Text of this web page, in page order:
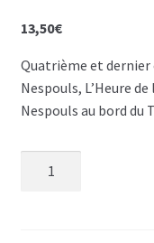
13,50€
Quatrième et dernier
Nespouls, L’Heure
Nespouls au bord du
quantité de L'Heure